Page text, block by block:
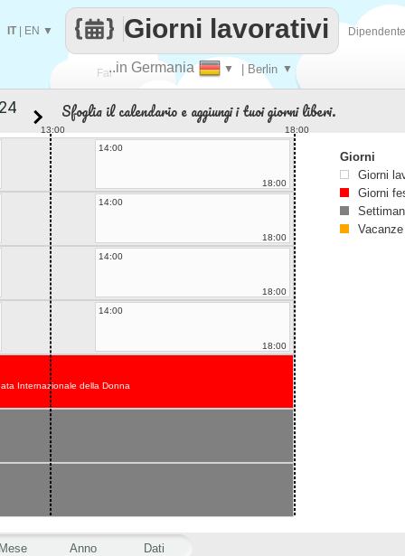
Fai..in Germania ▼ | Berlin ▼
Giorni lavorativi
IT| EN ▼
Anno Dati
Sfoglia il calendario e aggiungi i tuoi giorni liberi.
13:00
18:00
14:00
18:00
14:00
18:00
14:00
18:00
14:00
18:00
Internazionale della Donna
Giorni
Giorni
Giorni
Vacanze